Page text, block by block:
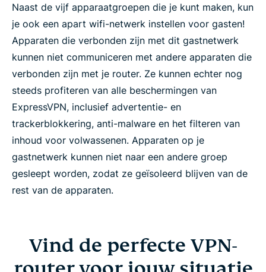
Naast de vijf apparaatgroepen die je kunt maken, kun
je ook een apart wifi-netwerk instellen voor gasten!
Apparaten die verbonden zijn met dit gastnetwerk
kunnen niet communiceren met andere apparaten die
verbonden zijn met je router. Ze kunnen echter nog
steeds profiteren van alle beschermingen van
ExpressVPN, inclusief advertentie- en
trackerblokkering, anti-malware en het filteren van
inhoud voor volwassenen. Apparaten op je
gastnetwerk kunnen niet naar een andere groep
gesleept worden, zodat ze geïsoleerd blijven van de
rest van de apparaten.
Vind de perfecte VPN-